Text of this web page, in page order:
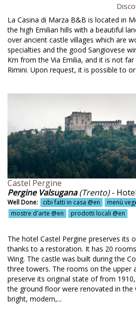
@en
fatte in casa @en
@en
autentica @en
biologica @en
emiliana locale @en
gallurese @en
molisana @en
per celiaci @en
tipica @en
tradizionale @en
vegana @en
vegetariana @en
vegetariana e vegana
di prodotti locali
e vendita di
prodotti fatti in
La Casina di Marza B&B is located in
the high Emilian hills with a beautiful
over ancient castle villages which are
specialties and the good Sangiovese
Km from the Via Emilia, and it is not
Rimini. Upon request, it is possible to
Castel Pergine
Pergine Valsugana(Trento)- Hotel
Well Done: cibi fatti in casa @en
menù
mostre d'arte @en
prodotti locali @en
The hotel Castel Pergine preserves its
thanks to a restoration. It has 20
Wing. The castle was built during the
three towers. The rooms on the upper
preserve its original state of from
the ground floor were renovated in the
bright, modern,...